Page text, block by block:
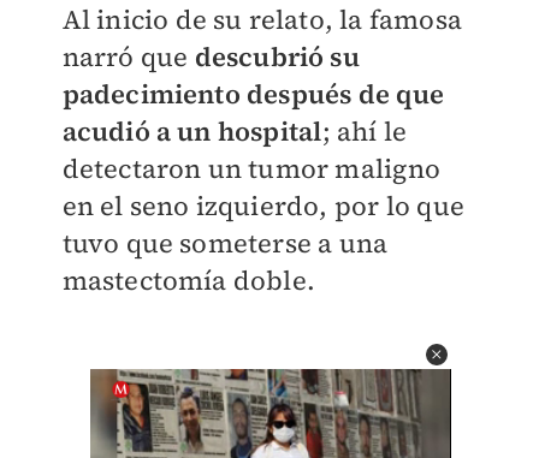
Al inicio de su relato, la famosa
narró que descubrió su
padecimiento después de que
acudió a un hospital; ahí le
detectaron un tumor maligno
en el seno izquierdo, por lo que
tuvo que someterse a una
mastectomía doble.